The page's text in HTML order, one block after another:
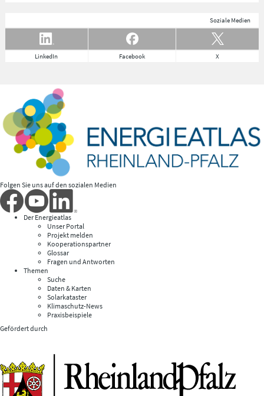
Soziale Medien
LinkedIn Facebook X
Folgen Sie uns auf den sozialen Medien
Der Energieatlas
Unser Portal
Projekt melden
Kooperationspartner
Glossar
Fragen und Antworten
Themen
Suche
Daten & Karten
Solarkataster
Klimaschutz-News
Praxisbeispiele
Gefördert durch